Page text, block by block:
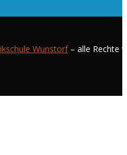
Wunstorf– alle Rechte